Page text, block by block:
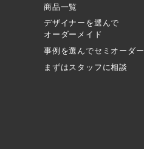
商品一覧
デザイナーを選んで
オーダーメイド
事例を選んでセミオーダー
まずはスタッフに相談